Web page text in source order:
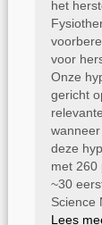
het
voor
Onze
gericht
wanneer
deze
met 260
~30
Science
Lees